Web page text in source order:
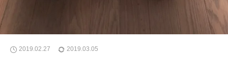
2019.02.27 2019.03.05